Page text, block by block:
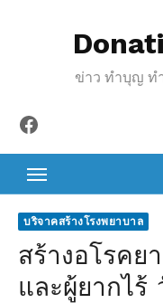
ข่าว ทำบุญ ท
Facebook
บริจาคสร้างโรงพยาบาล
สร้างอโรคย
และผู้ยากไร้